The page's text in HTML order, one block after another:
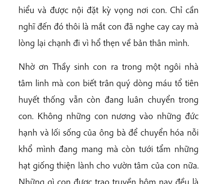
hiểu và được nội đặt kỳ vọng nơi con. Chỉ cần
nghĩ đến đó thôi là mắt con đã nghe cay cay mà
lòng lại chạnh đi vì hổ thẹn về bản thân mình.
Nhờ ơn Thầy sinh con ra trong một ngôi nhà
tâm linh mà con biết trân quý dòng máu tổ tiên
huyết thống vẫn còn đang luân chuyển trong
con. Không những con nương vào những đức
hạnh và lối sống của ông bà để chuyển hóa nỗi
khổ mình đang mang mà còn tưới tẩm những
hạt giống thiện lành cho vườn tâm của con nữa.